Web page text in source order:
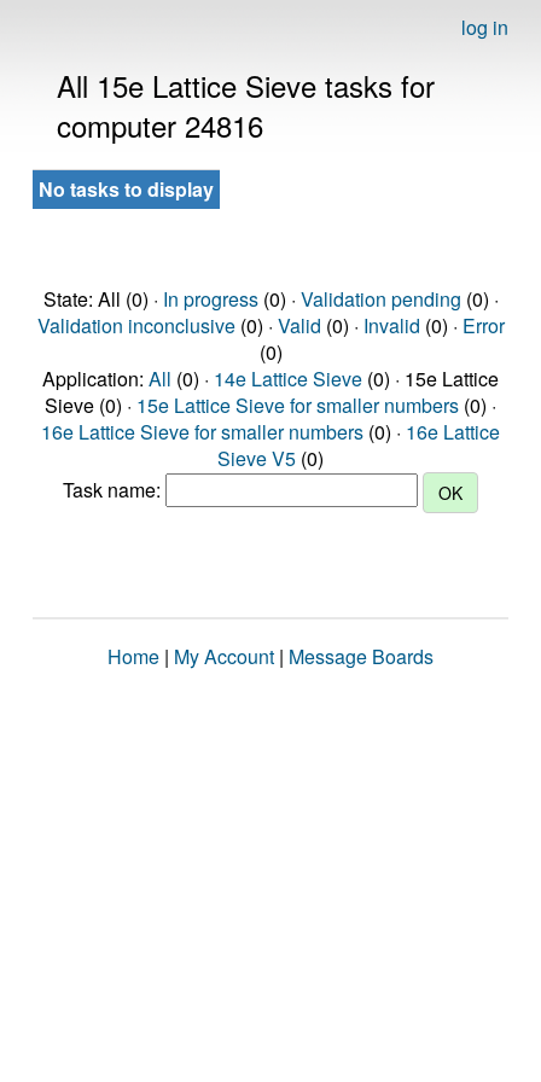
log in
All 15e Lattice Sieve tasks for
computer 24816
No tasks to display
State: All (0) · In progress(0) · Validation pending (0) ·
Validation inconclusive(0) · Valid (0) · Invalid (0) · Error
(0)
Application: All (0) · 14e Lattice Sieve (0) · 15e Lattice
Sieve (0) · 15e Lattice Sieve for smaller numbers (0) ·
16e Lattice Sieve for smaller numbers (0) · 16e Lattice
Sieve V5 (0)
Task name:
Home | My Account | Message Boards